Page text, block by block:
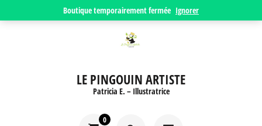
Boutique temporairement fermée Ignorer
LE PINGOUIN ARTISTE
Patricia E. – Illustratrice
0